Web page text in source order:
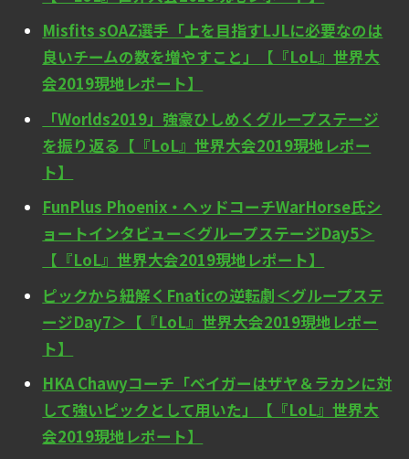
Misfits sOAZ選手「上を目指すLJLに必要なのは
良いチームの数を増やすこと」【『LoL』世界大
会2019現地レポート】
「Worlds2019」強豪ひしめくグループステージ
を振り返る【『LoL』世界大会2019現地レポー
ト】
FunPlus Phoenix・ヘッドコーチWarHorse氏シ
ョートインタビュー＜グループステージDay5＞
【『LoL』世界大会2019現地レポート】
ピックから紐解くFnaticの逆転劇＜グループステ
ージDay7＞【『LoL』世界大会2019現地レポー
ト】
HKA Chawyコーチ「ベイガーはザヤ＆ラカンに対
して強いピックとして用いた」【『LoL』世界大
会2019現地レポート】